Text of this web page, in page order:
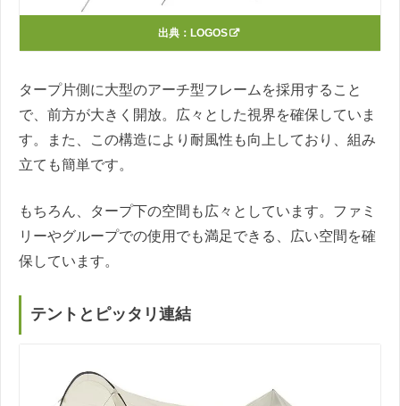
出典： LOGOS
タープ片側に大型のアーチ型フレームを採用すること
で、前方が大きく開放。広々とした視界を確保していま
す。また、この構造により耐風性も向上しており、組み
立ても簡単です。
もちろん、タープ下の空間も広々としています。ファミ
リーやグループでの使用でも満足できる、広い空間を確
保しています。
テントとピッタリ連結